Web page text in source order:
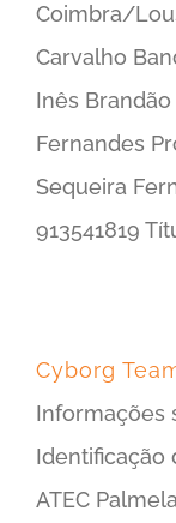
Coimbra/
Carvalho
Inês
Fernandes
Sequeira
913541819
Cyborg
Informações
Identificação
ATEC